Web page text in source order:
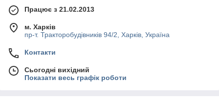
Працює з 21.02.2013
м. Харків
пр-т. Тракторобудівників 94/2, Харків, Україна
Контакти
Сьогодні вихідний
Показати весь графік роботи